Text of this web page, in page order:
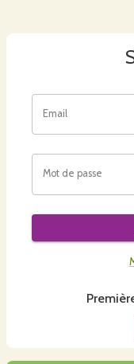
Email
Mot de passe